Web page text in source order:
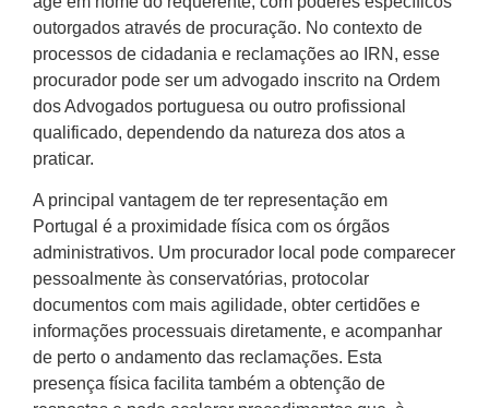
outorgados através de procuração. No contexto de
processos de cidadania e reclamações ao IRN, esse
procurador pode ser um advogado inscrito na Ordem
dos Advogados portuguesa ou outro profissional
qualificado, dependendo da natureza dos atos a
praticar.
A principal vantagem de ter representação em
Portugal é a proximidade física com os órgãos
administrativos. Um procurador local pode comparecer
pessoalmente às conservatórias, protocolar
documentos com mais agilidade, obter certidões e
informações processuais diretamente, e acompanhar
de perto o andamento das reclamações. Esta
presença física facilita também a obtenção de